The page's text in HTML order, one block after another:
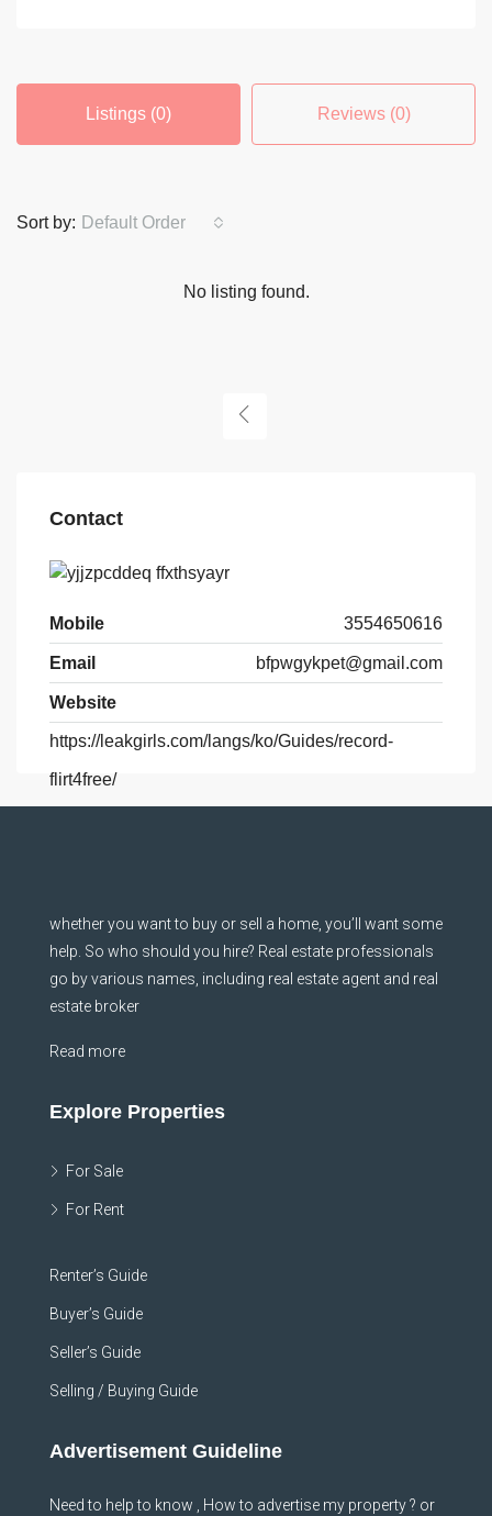
Listings (0) Reviews (0)
Sort by: Default Order
No listing found.
Contact
Mobile 3554650616
Email bfpwgykpet@gmail.com
Website
https://leakgirls.com/langs/ko/Guides/record-
flirt4free/
whether you want to buy or sell a home, you’ll want some
help. So who should you hire? Real estate professionals
go by various names, including real estate agent and real
estate broker
Read more
Explore Properties
For Sale
For Rent
Renter’s Guide
Buyer’s Guide
Seller’s Guide
Selling / Buying Guide
Advertisement Guideline
Need to help to know , How to advertise my property ? or